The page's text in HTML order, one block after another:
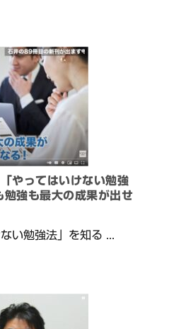
やってはいけない勉強
強も最大の成果が出せ
い勉強法」を知る ...